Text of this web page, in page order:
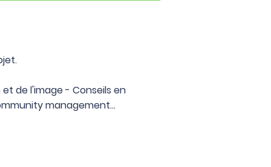
de l'image - Conseils en
management...